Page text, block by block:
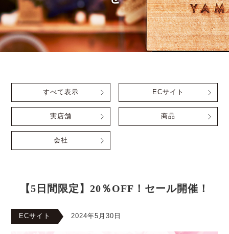
すべて表示 ECサイト
実店舗 商品
会社
【5日間限定】20％OFF！セール開催！
ECサイト 2024年5月30日